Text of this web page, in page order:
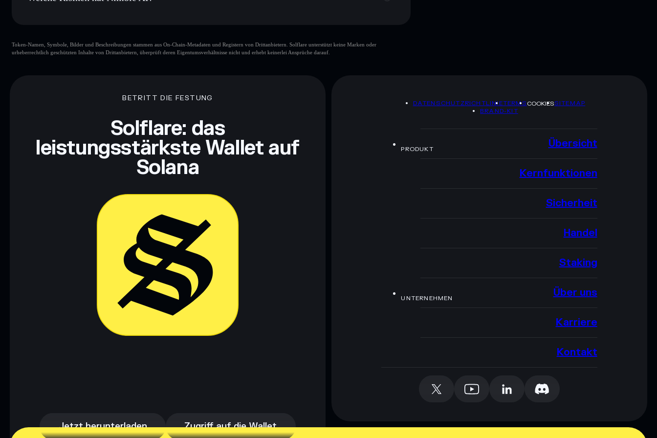
Nimble AI veränderbar
Token-Namen, Symbole, Bilder und Beschreibungen stammen aus On-Chain-Metadaten und Registern von Drittanbietern. Solflare unterstützt keine Marken oder
urheberrechtlich geschützten Inhalte von Drittanbietern, überprüft deren Eigentumsverhältnisse nicht und erhebt keinerlei Ansprüche darauf.
BETRITT DIE FESTUNG
Solflare: das
leistungsstärkste Wallet auf
Solana
Jetzt herunterladen Zugriff auf die Wallet
DATENSCHUTZRICHTLINIETERMSCOOKIESSITEMAP
BRAND-KIT
PRODUKT Übersicht
Kernfunktionen
Sicherheit
Handel
Staking
UNTERNEHMEN Über uns
Karriere
Kontakt